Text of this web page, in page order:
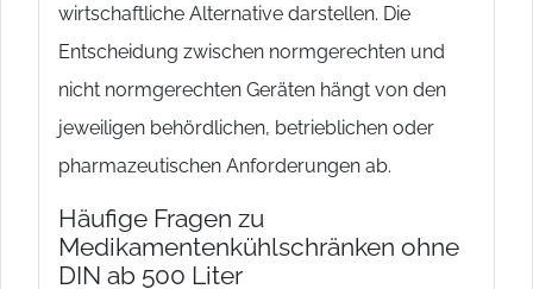
wirtschaftliche Alternative darstellen. Die
Entscheidung zwischen normgerechten und
nicht normgerechten Geräten hängt von den
jeweiligen behördlichen, betrieblichen oder
pharmazeutischen Anforderungen ab.
Häufige Fragen zu
Medikamentenkühlschränken ohne
DIN ab 500 Liter